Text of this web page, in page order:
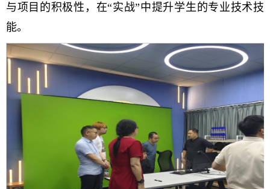
与项目的积极性，在“实战”中提升学生的专业技术技
能。